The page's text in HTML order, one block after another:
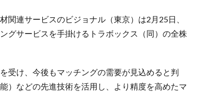
連サービスのビジョナル（東京）は2月25日、
グサービスを手掛けるトラボックス（同）の全株
受け、今後もマッチングの需要が見込めると判
）などの先進技術を活用し、より精度を高めたマ